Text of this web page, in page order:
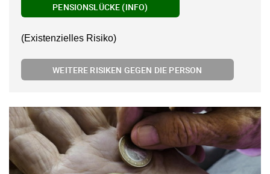
PENSIONSLÜCKE (INFO)
(Existenzielles Risiko)
WEITERE RISIKEN GEGEN DIE PERSON